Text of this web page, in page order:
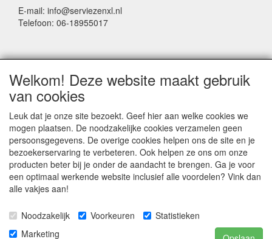
E-mail: info@serviezenxl.nl
Telefoon: 06-18955017
Voornaam
Achternaam
E-mail
Welkom! Deze website maakt gebruik
van cookies
Leuk dat je onze site bezoekt. Geef hier aan welke cookies we
mogen plaatsen. De noodzakelijke cookies verzamelen geen
persoonsgegevens. De overige cookies helpen ons de site en je
bezoekerservaring te verbeteren. Ook helpen ze ons om onze
producten beter bij je onder de aandacht te brengen. Ga je voor
een optimaal werkende website inclusief alle voordelen? Vink dan
alle vakjes aan!
Noodzakelijk Voorkeuren
Statistieken
Marketing